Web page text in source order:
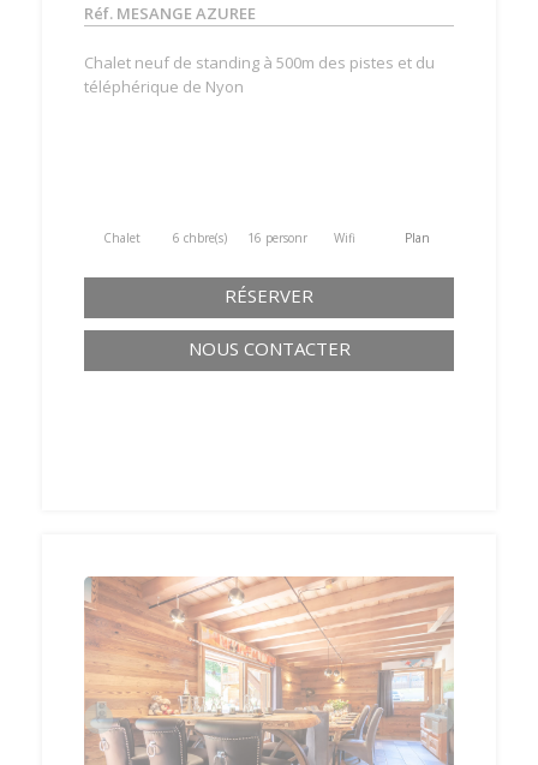
Réf. MESANGE AZUREE
Chalet neuf de standing à 500m des pistes et du
téléphérique de Nyon
Chalet 6 chbre(s) 16 personne(s) Wifi Plan
RÉSERVER
NOUS CONTACTER
‹ ›